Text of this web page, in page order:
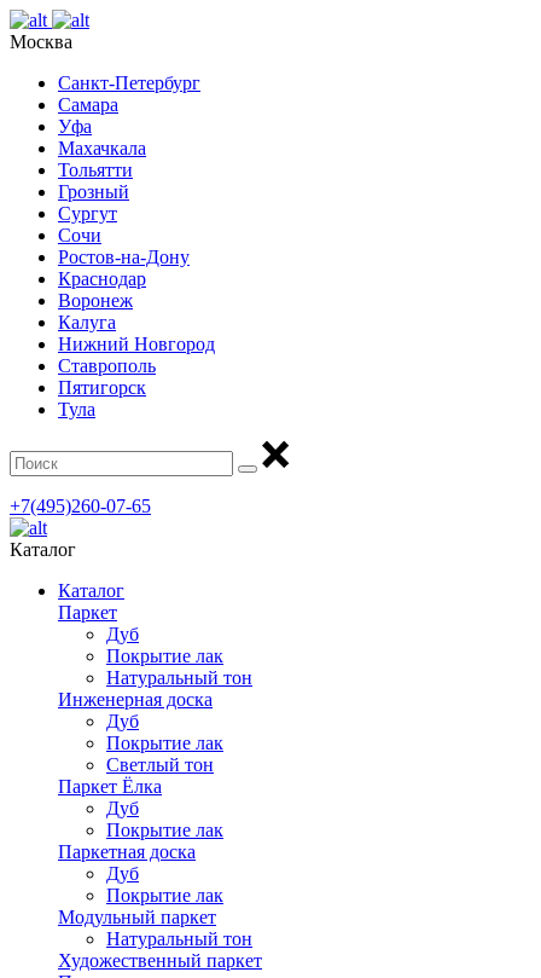
Москва
Санкт-Петербург
Самара
Уфа
Махачкала
Тольятти
Грозный
Сургут
Сочи
Ростов-на-Дону
Краснодар
Воронеж
Калуга
Нижний Новгород
Ставрополь
Пятигорск
Тула
+7(495)260-07-65
Каталог
Каталог
Паркет
Дуб
Покрытие лак
Натуральный тон
Инженерная доска
Дуб
Покрытие лак
Светлый тон
Паркет Ёлка
Дуб
Покрытие лак
Паркетная доска
Дуб
Покрытие лак
Модульный паркет
Натуральный тон
Художественный паркет